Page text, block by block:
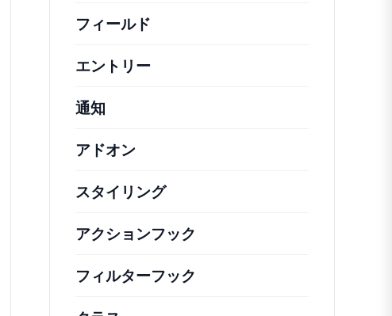
フィールド
エントリー
通知
アドオン
スタイリング
アクションフック
フィルターフック